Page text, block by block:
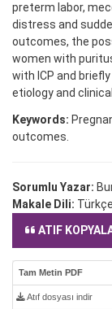
preterm labor,
distress and
outcomes, the
women with
with ICP and
etiology and
Keywords:
outcomes.
Sorumlu Yazar:
Makale Dili: Türkçe
ATIF
Tam Metin PDF
Atıf dosyası indir